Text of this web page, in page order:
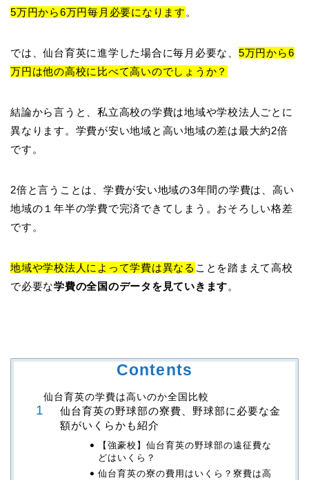
5万円から6万円毎月必要になります 。
では、仙台育英に進学した場合に毎月必要な、 5万円から6
万円は他の高校に比べて高いのでしょうか？
結論から言うと、私立高校の学費は地域や学校法人ごとに
異なります。学費が安い地域と高い地域の差は最大約2倍
です。
2倍と言うことは、学費が安い地域の3年間の学費は、高い
地域の１年半の学費で完済できてしまう。おそろしい格差
です。
地域や学校法人によって学費は異なる ことを踏まえて高校
で必要な学費の全国のデータを見ていきます。
Contents
仙台育英の学費は高いのか全国比較
仙台育英の野球部の寮費、野球部に必要な金
額がいくらかも紹介
【強豪校】仙台育英の野球部の遠征費な
どはいくら？
仙台育英の寮の費用はいくら？寮費は高